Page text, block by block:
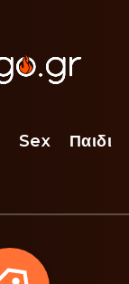
Sex Παιδι